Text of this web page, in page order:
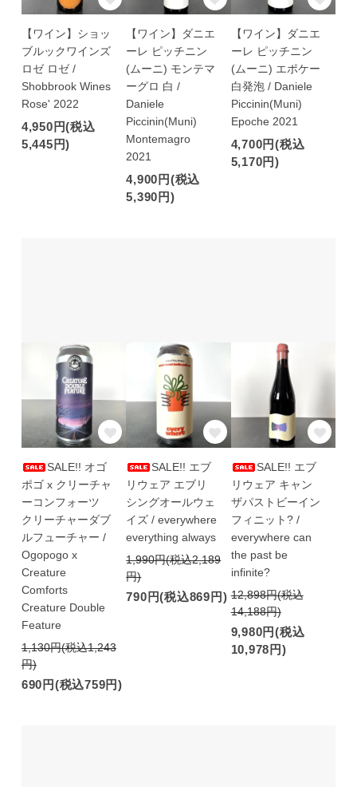
【ワイン】ショッ
ブルックワインズ
ロゼ ロゼ /
Shobbrook Wines
Rose' 2022
4,950円(税込
5,445円)
【ワイン】ダニエ
ーレ ピッチニン
(ムーニ) モンテマ
ーグロ 白 /
Daniele
Piccinin(Muni)
Montemagro
2021
4,900円(税込
5,390円)
【ワイン】ダニエ
ーレ ピッチニン
(ムーニ) エポケー
白発泡 / Daniele
Piccinin(Muni)
Epoche 2021
4,700円(税込
5,170円)
SALE!! オゴ
ポゴ x クリーチャ
ーコンフォーツ
クリーチャーダブ
ルフューチャー /
Ogopogo x
Creature
Comforts
Creature Double
Feature
1,130円(税込1,243
円)
690円(税込759円)
SALE!! エブ
リウェア エブリ
シングオールウェ
イズ / everywhere
everything always
1,990円(税込2,189
円)
790円(税込869円)
SALE!! エブ
リウェア キャン
ザパストビーイン
フィニット? /
everywhere can
the past be
infinite?
12,898円(税込
14,188円)
9,980円(税込
10,978円)